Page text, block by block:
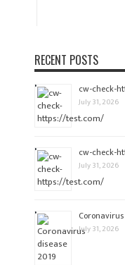
RECENT POSTS
cw-check-
July 31, 2026
cw-check-
July 31, 2026
July 31, 2026